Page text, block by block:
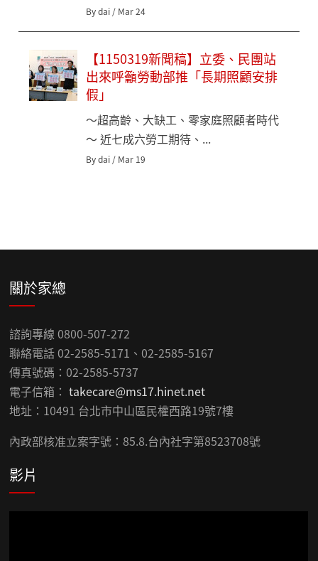
By dai / Mar 24
【1150319新聞稿】立委、民團站
出來呼籲勞動部推「長期照顧安排
假」
～超高齡、大缺工、零家庭照顧者時代
～ 近七成六勞工期待、...
By dai / Mar 19
關於家總
諮詢專線 0800-507-272
聯絡電話 02-2585-5171、02-2585-5167
傳真號碼：02-2585-5737
電子信箱：takecare@ms17.hinet.net
地址：10491 台北市中山區民權西路19號7樓
內政部核准立案字號：85.8.台內社字第8523708號
影片